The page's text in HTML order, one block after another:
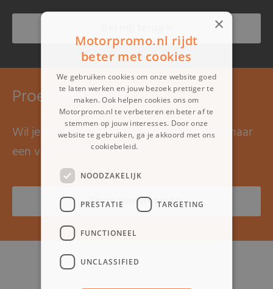
Proefrit maken?
Wil je graag een proefrit maken? Kom dan naar
een van onze showrooms.
Onze showrooms >
×
Motorpromo.nl rijdt
beter met cookies
We gebruiken cookies om onze website goed
te laten werken en jouw bezoek prettiger te
maken. Ook helpen cookies ons om
Motorpromo.nl te verbeteren en beter af te
stemmen op jouw interesses. Door onze
website te gebruiken, ga je akkoord met ons
cookiebeleid.
NOODZAKELIJK
PRESTATIE TARGETING
FUNCTIONEEL
UNCLASSIFIED